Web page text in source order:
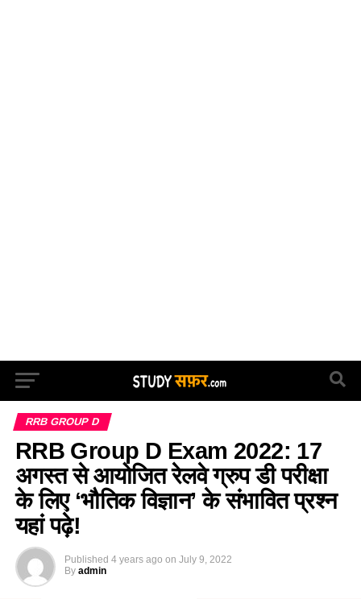
RRB GROUP D
RRB Group D Exam 2022: 17
अगस्त से आयोजित रेलवे ग्रुप डी परीक्षा
के लिए ‘भौतिक विज्ञान’ के संभावित प्रश्न
यहां पढ़े!
Published 4 years ago on July 9, 2022
By admin